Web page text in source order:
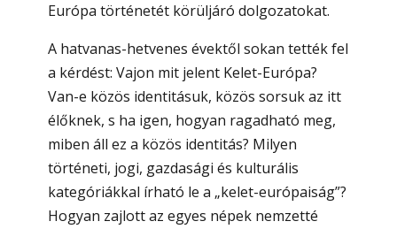
Európa történetét körüljáró dolgozatokat.
A hatvanas-hetvenes évektől sokan tették fel
a kérdést: Vajon mit jelent Kelet-Európa?
Van-e közös identitásuk, közös sorsuk az itt
élőknek, s ha igen, hogyan ragadható meg,
miben áll ez a közös identitás? Milyen
történeti, jogi, gazdasági és kulturális
kategóriákkal írható le a „kelet-európaiság”?
Hogyan zajlott az egyes népek nemzetté